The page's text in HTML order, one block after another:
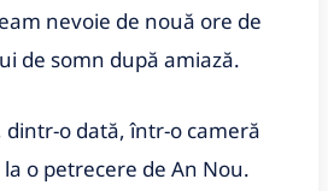
nevoie de nouă ore de
de somn după amiază.
dintr-o dată, într-o cameră
o petrecere de An Nou.